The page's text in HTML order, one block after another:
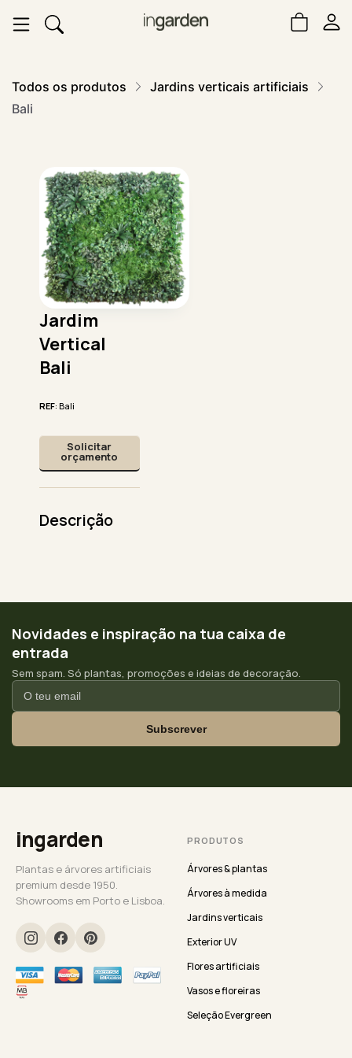
Todos os produtos
Jardins verticais artificiais
Bali
Jardim
Vertical
Bali
REF: Bali
Solicitar
orçamento
Descrição
Novidades e inspiração na tua caixa de
entrada
Sem spam. Só plantas, promoções e ideias de decoração.
Subscrever
ingarden
Plantas e árvores artificiais
premium desde 1950.
Showrooms em Porto e Lisboa.
PRODUTOS
Árvores & plantas
Árvores à medida
Jardins verticais
Exterior UV
Flores artificiais
Vasos e floreiras
Seleção Evergreen